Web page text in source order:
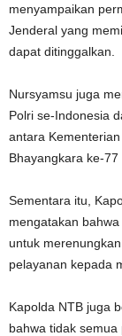
menyampaikan
Jenderal yang
dapat ditinggalkan.
Nursyamsu juga
Polri se-Indonesia
antara
Bhayangkara ke-77
Sementara itu,
mengatakan
untuk
pelayanan kepada
Kapolda NTB juga
bahwa tidak